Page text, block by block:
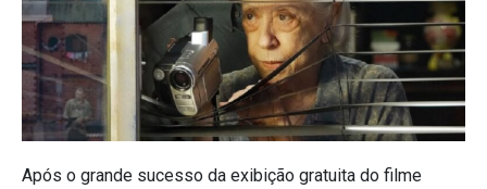
Após o grande sucesso da exibição gratuita do filme